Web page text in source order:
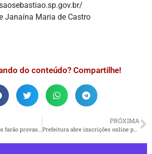
Janaína Maria de Castro
do conteúdo? Compartilhe!
PRÓXIMA